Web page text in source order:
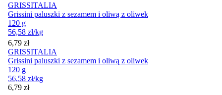
GRISSITALIA
Grissini paluszki z sezamem i oliwą z oliwek
120 g
56,58 zł/kg
Cena
6,79 zł
GRISSITALIA
Grissini paluszki z sezamem i oliwą z oliwek
120 g
56,58 zł/kg
Cena
6,79 zł